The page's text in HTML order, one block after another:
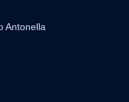
Antonella